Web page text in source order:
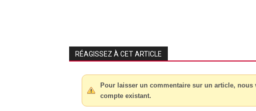
RÉAGISSEZ À CET ARTICLE
Pour laisser un commentaire sur un article,
compte existant.